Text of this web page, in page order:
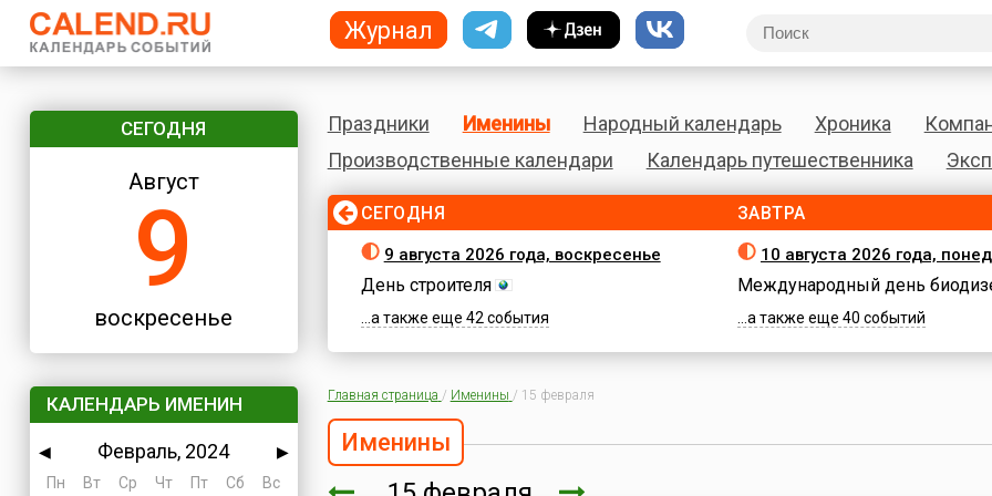
СЕГОДНЯ
Август
9
воскресенье
КАЛЕНДАРЬ ИМЕНИН
◀ Февраль, 2024
▶
Пн
Вт Ср Чт Пт Сб Вс
Праздники Именины Народный календарь Хроника
Производственные календари
Календарь путешественника
СЕГОДНЯ
9 августа 2026 года, воскресенье
День строителя
...а также еще 42 события
ЗАВТРА
10 августа 2026 года,
Международный день
...а также еще 40 событий
Главная страница / Именины / 15 февраля
Именины
Журнал